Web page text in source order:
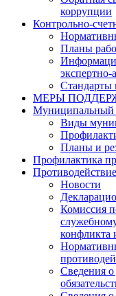
коррупции
Контрольно-
Планы
экспертно-
Стандарты
МЕРЫ
Муниципальный
Виды
Планы и
Профилактика
Новости
Комиссия
конфликта
Сведения о